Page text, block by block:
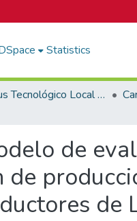
Statistics
Campus Tecnológico Local San Carlos
de
de
de